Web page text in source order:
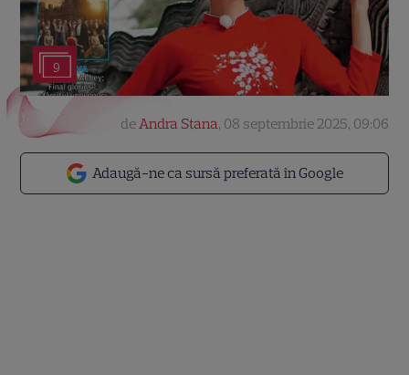
9
Adaugă-ne ca sursă preferată în Google
deAndra Stana, 08 septembrie 2025, 09:06